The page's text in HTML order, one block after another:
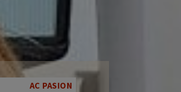
AC PASION